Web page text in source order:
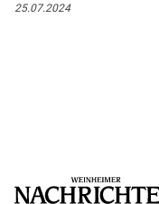
25.07.2024